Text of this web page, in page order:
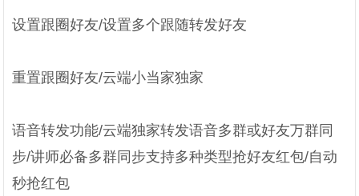
设置跟圈好友/设置多个跟随转发好友
重置跟圈好友/云端小当家独家
语音转发功能/云端独家转发语音多群或好友万群同
步/讲师必备多群同步支持多种类型抢好友红包/自动
秒抢红包